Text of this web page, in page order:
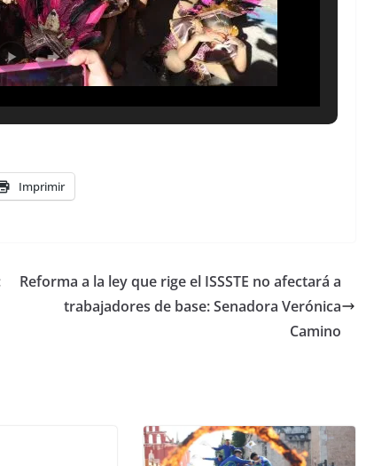
Imprimir
Reforma a la ley que rige el ISSSTE no afectará a
trabajadores de base: Senadora Verónica
Camino